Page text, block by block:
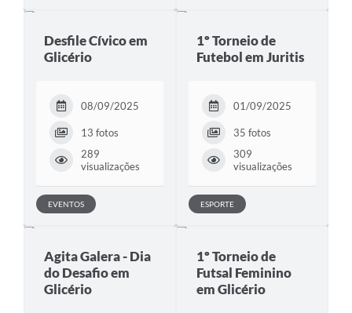
Desfile Cívico em
Glicério
08/09/2025
13 fotos
289
visualizações
EVENTOS
1º Torneio de
Futebol em Juritis
01/09/2025
35 fotos
309
visualizações
ESPORTE
Agita Galera - Dia
do Desafio em
Glicério
1º Torneio de
Futsal Feminino
em Glicério